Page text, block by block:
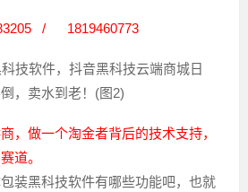
/ 1819460773
，做一个淘金者背后的技术支持，
道。
装黑科技软件有哪些功能吧，也就